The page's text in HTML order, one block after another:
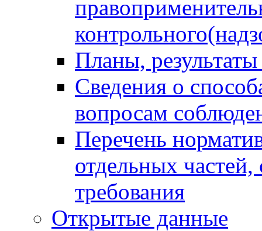
Планы,
Сведения о
вопросам
Перечень
отдельных
требования
Открытые данные